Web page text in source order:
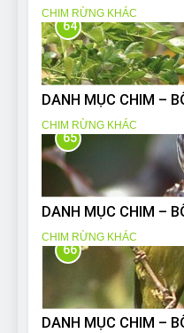
CHIM RỪNG KHÁC
64
DANH MỤC CHIM –
CHIM RỪNG KHÁC
65
DANH MỤC CHIM –
CHIM RỪNG KHÁC
66
DANH MỤC CHIM –